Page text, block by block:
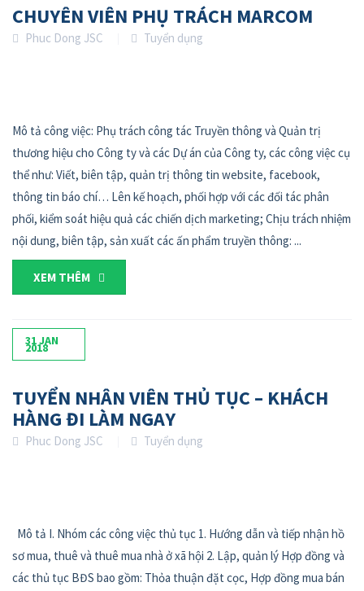
CHUYÊN VIÊN PHỤ TRÁCH MARCOM
Phuc Dong JSC Tuyển dụng
Mô tả công việc: Phụ trách công tác Truyền thông và Quản trị
thương hiệu cho Công ty và các Dự án của Công ty, các công việc cụ
thể như: Viết, biên tập, quản trị thông tin website, facebook,
thông tin báo chí… Lên kế hoạch, phối hợp với các đối tác phân
phối, kiểm soát hiệu quả các chiến dịch marketing; Chịu trách nhiệm
nội dung, biên tập, sản xuất các ấn phẩm truyền thông: ...
XEM THÊM
31JAN
2018
TUYỂN NHÂN VIÊN THỦ TỤC – KHÁCH
HÀNG ĐI LÀM NGAY
Phuc Dong JSC Tuyển dụng
Mô tả I. Nhóm các công việc thủ tục 1. Hướng dẫn và tiếp nhận hồ
sơ mua, thuê và thuê mua nhà ở xã hội 2. Lập, quản lý Hợp đồng và
các thủ tục BĐS bao gồm: Thỏa thuận đặt cọc, Hợp đồng mua bán